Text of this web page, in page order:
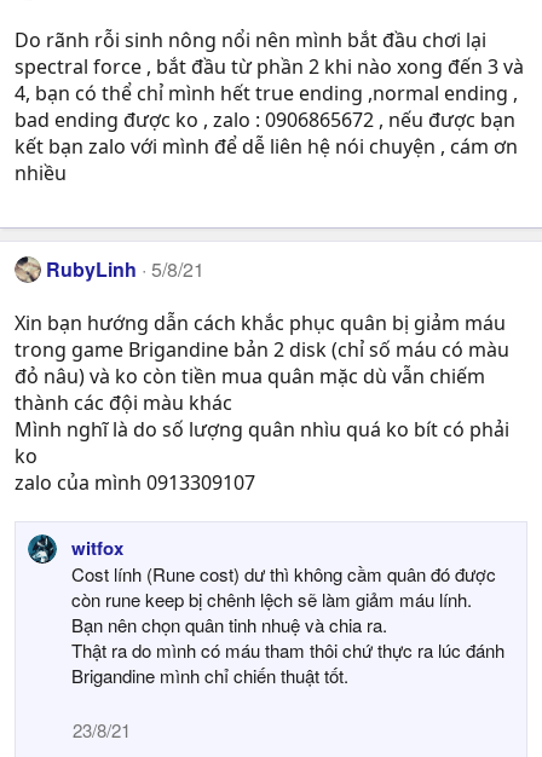
Do rãnh rỗi sinh nông nổi nên mình bắt đầu chơi lại
spectral force , bắt đầu từ phần 2 khi nào xong đến 3 và
4, bạn có thể chỉ mình hết true ending ,normal ending ,
bad ending được ko , zalo : 0906865672 , nếu được bạn
kết bạn zalo với mình để dễ liên hệ nói chuyện , cám ơn
nhiều
RubyLinh 5/8/21
Xin bạn hướng dẫn cách khắc phục quân bị giảm máu
trong game Brigandine bản 2 disk (chỉ số máu có màu
đỏ nâu) và ko còn tiền mua quân mặc dù vẫn chiếm
thành các đội màu khác
Mình nghĩ là do số lượng quân nhìu quá ko bít có phải
ko
zalo của mình 0913309107
witfox
Cost lính (Rune cost) dư thì không cầm quân đó được
còn rune keep bị chênh lệch sẽ làm giảm máu lính.
Bạn nên chọn quân tinh nhuệ và chia ra.
Thật ra do mình có máu tham thôi chứ thực ra lúc đánh
Brigandine mình chỉ chiến thuật tốt.
23/8/21